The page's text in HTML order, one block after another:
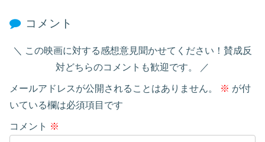
コメント
この映画に対する感想意見聞かせてください！賛成反
対どちらのコメントも歓迎です。
メールアドレスが公開されることはありません。 ※ が付
いている欄は必須項目です
コメント ※